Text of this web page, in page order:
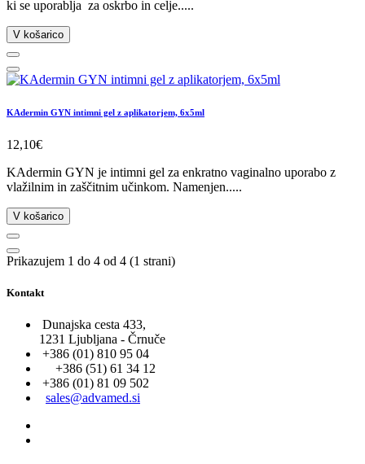
ki se uporablja za oskrbo in celje.....
V košarico
KAdermin GYN intimni gel z aplikatorjem, 6x5ml
12,10€
KAdermin GYN je intimni gel za enkratno vaginalno uporabo z
vlažilnim in zaščitnim učinkom. Namenjen.....
V košarico
Prikazujem 1 do 4 od 4 (1 strani)
Kontakt
Dunajska cesta 433,
1231 Ljubljana - Črnuče
+386 (01) 810 95 04
+386 (51) 61 34 12
+386 (01) 81 09 502
sales@advamed.si